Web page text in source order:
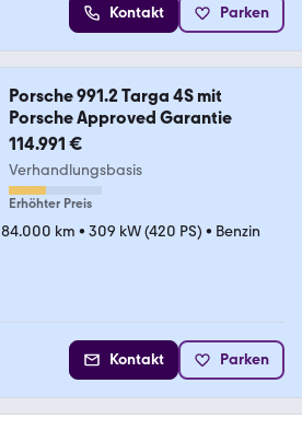
Kontakt Parken
Porsche 991.2 Targa 4S mit
Porsche Approved Garantie
114.991 €
Verhandlungsbasis
Erhöhter Preis
84.000 km • 309 kW (420 PS) • Benzin
Kontakt Parken